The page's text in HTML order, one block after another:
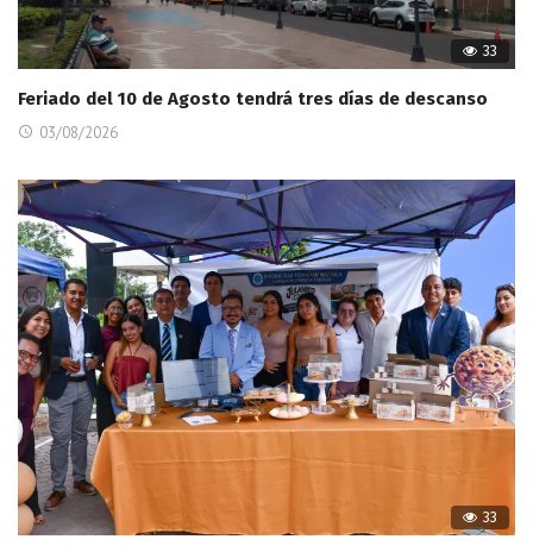
33
Feriado del 10 de Agosto tendrá tres días de descanso
03/08/2026
33